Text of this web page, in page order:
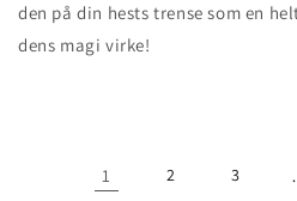
den på din hests trense som en
dens magi virke!
1 2 3